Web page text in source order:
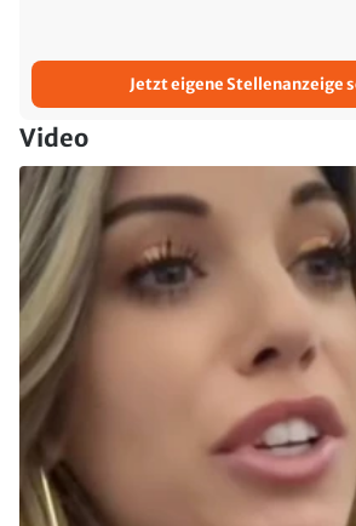
Jetzt eigene Stellenanzeige
Video